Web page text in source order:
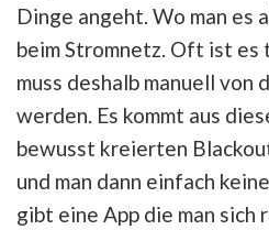
Dinge angeht. Wo man es
beim Stromnetz. Oft ist
muss deshalb manuell
werden. Es kommt aus
bewusst kreierten
und man dann einfach
gibt eine App die man sich